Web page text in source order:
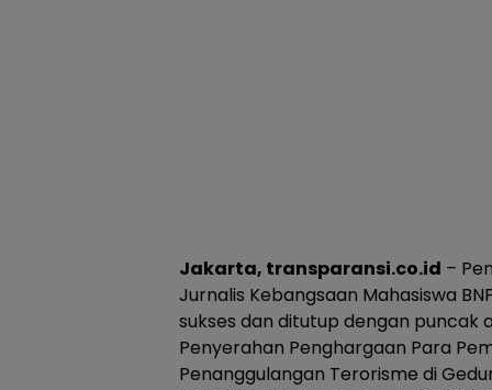
Jakarta, transparansi.co.id –
Jurnalis Kebangsaan Mahasiswa
sukses dan ditutup dengan puncak
Penyerahan Penghargaan Para
Penanggulangan Terorisme di